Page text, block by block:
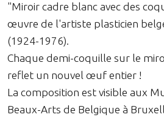
"Miroir cadre blanc avec des
œuvre de l'artiste plasticien
(1924-1976).
Chaque demi-coquille sur le
reflet un nouvel œuf entier !
La composition est visible aux
Beaux-Arts de Belgique à